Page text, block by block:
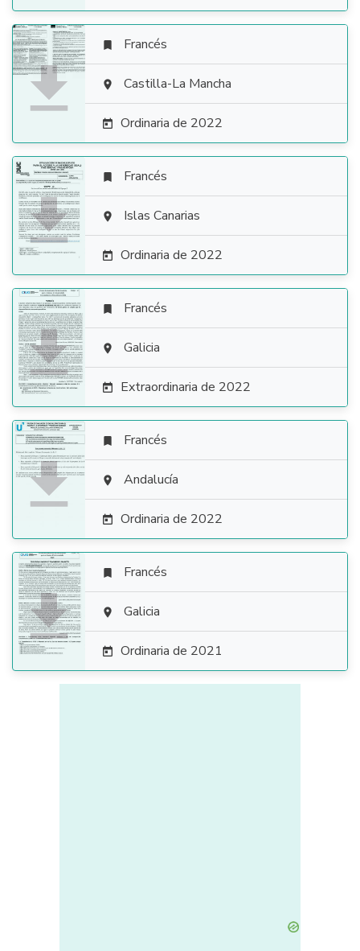

 Francés
 Castilla-La Mancha
 Ordinaria de 2022

 Francés
 Islas Canarias
 Ordinaria de 2022

 Francés
 Galicia
 Extraordinaria de 2022

 Francés
 Andalucía
 Ordinaria de 2022

 Francés
 Galicia
 Ordinaria de 2021